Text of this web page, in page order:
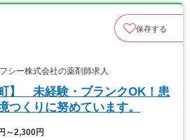
保存する
ー株式会社の薬剤師求人
町】 未経験・ブランクOK！患
つくりに努めています。
～2,300円